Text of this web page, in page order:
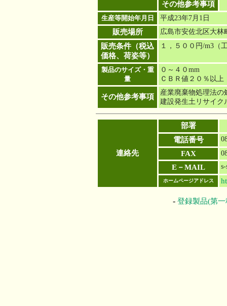
その他参考事項
生産等開始年月日 平成23年7月1日
販売場所 広島市安佐北区大林
販売条件（税込
価格、荷姿等）
１，５００円/m3（
製品のサイズ・重
量
０～４０mm
ＣＢＲ値２０％以上
その他参考事項
産業廃棄物処理法の
建設発生土リサイク
連絡先
部署
電話番号
FAX
E－MAIL
ホームページアドレス
- 登録製品(第